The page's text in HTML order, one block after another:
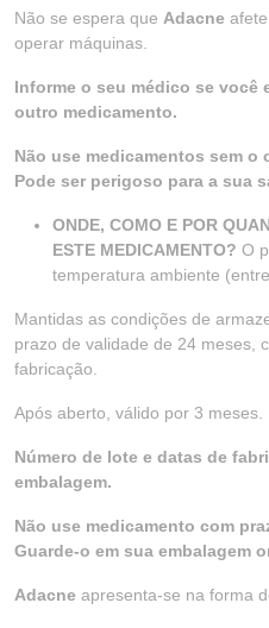
Não se espera que Adacne
operar máquinas.
Informe o seu médico se você
outro medicamento.
Não use medicamentos sem
Pode ser perigoso para a sua
ONDE, COMO E POR
ESTE MEDICAMENTO? O
temperatura ambiente
Mantidas as condições de
prazo de validade de 24 meses,
fabricação.
Após aberto, válido por 3 meses.
Número de lote e datas de
embalagem.
Não use medicamento com
Guarde-o em sua embalagem
Adacne apresenta-se na forma